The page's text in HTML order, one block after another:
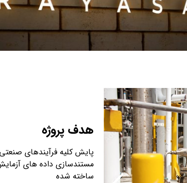
هدف پروژه
پایش کلیه فرآیندهای
مستندسازی داده های
ساخته شده